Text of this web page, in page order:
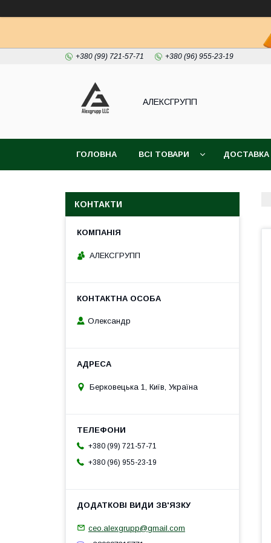
+380 (99) 721-57-71 +380 (96) 955-23-19
АЛЕКСГРУПП
ГОЛОВНА ВСІ ТОВАРИ
КОНТАКТИ
АЛЕКСГРУПП
Олександр
Берковецька 1, Київ, Україна
+380 (99) 721-57-71
+380 (96) 955-23-19
ceo.alexgrupp@gmail.com